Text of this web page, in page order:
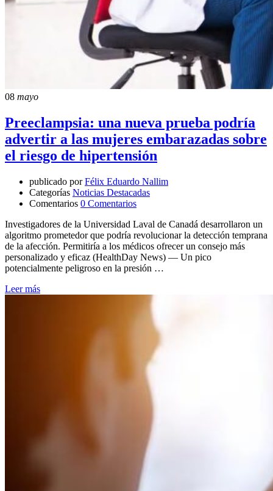
08 mayo
Preeclampsia: una nueva prueba podría
advertir a las mujeres embarazadas sobre
el riesgo de hipertensión
publicado por Félix Eduardo Nallim
Categorías Noticias Destacadas
Comentarios 0 Comentarios
Investigadores de la Universidad Laval de Canadá desarrollaron un
algoritmo prometedor que podría revolucionar la detección temprana
de la afección. Permitiría a los médicos ofrecer un consejo más
personalizado y eficaz (HealthDay News) — Un pico
potencialmente peligroso en la presión …
Leer más